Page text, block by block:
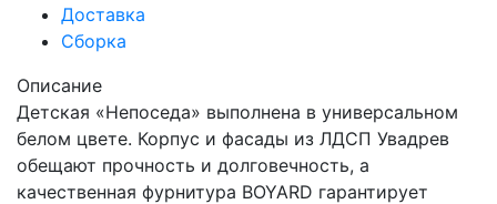
Доставка
Сборка
Описание
Детская «Непоседа» выполнена в универсальном
белом цвете. Корпус и фасады из ЛДСП Увадрев
обещают прочность и долговечность, а
качественная фурнитура BOYARD гарантирует